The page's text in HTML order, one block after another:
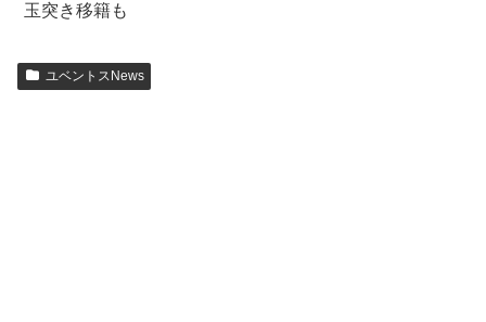
玉突き移籍も
ユベントスNews